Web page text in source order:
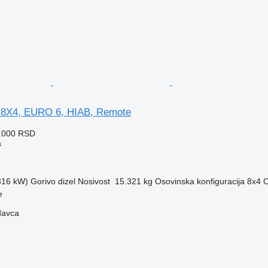
EURO 6, HIAB, Remote
RSD
kW) Gorivo dizel Nosivost 15.321 kg Osovinska konfiguracija 8x4